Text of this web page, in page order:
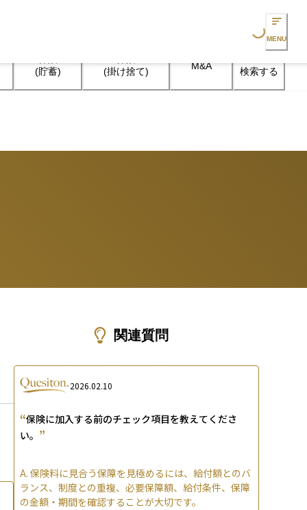
Loading...MENU
(貯蓄)
(掛け捨て)
M&A 検索する
関連質問
2026.02.10
“保険に加入する前のチェック項目を教えてくださ
い。 ”
A. 保険料に見合う保障を見極めるには、給付額とのバ
ランス、制度との重複、必要保障額、給付条件、保障
の金額・期間を確認することが大切です。